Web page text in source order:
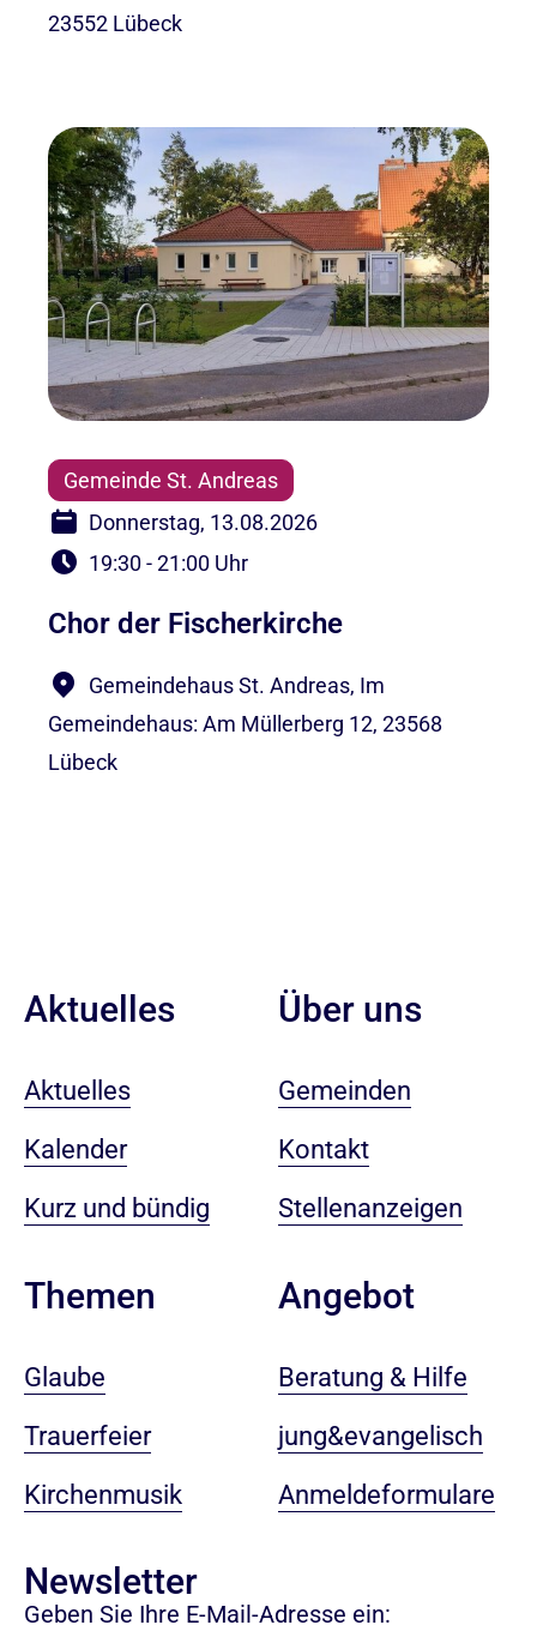
23552 Lübeck
Gemeinde St. Andreas
Donnerstag, 13.08.2026
19:30 - 21:00 Uhr
Chor der Fischerkirche
Gemeindehaus St. Andreas, Im
Gemeindehaus: Am Müllerberg 12, 23568
Lübeck
Aktuelles
Aktuelles
Kalender
Kurz und bündig
Themen
Glaube
Trauerfeier
Kirchenmusik
Über uns
Gemeinden
Kontakt
Stellenanzeigen
Angebot
Beratung & Hilfe
jung&evangelisch
Anmeldeformulare
Newsletter
Geben Sie Ihre E-Mail-Adresse ein: